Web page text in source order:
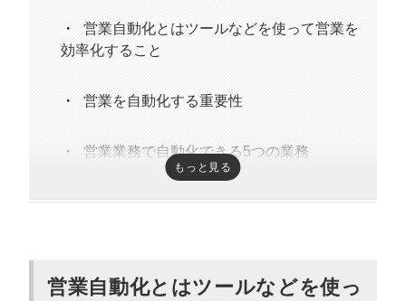
営業自動化とはツールなどを使って営業を
効率化すること
営業を自動化する重要性
営業業務で自動化できる5つの業務
スケジュール調整
顧客や商談情報の整理・管理
もっと見る
営業自動化とはツールなどを使っ